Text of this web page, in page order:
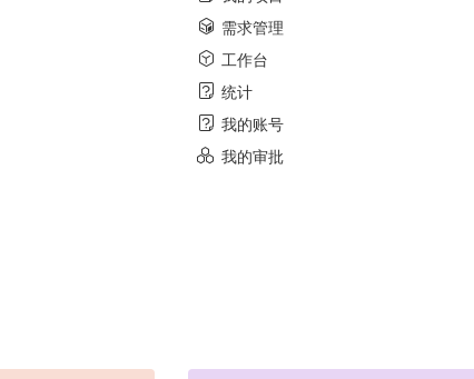
需求管理
工作台
统计
我的账号
我的审批